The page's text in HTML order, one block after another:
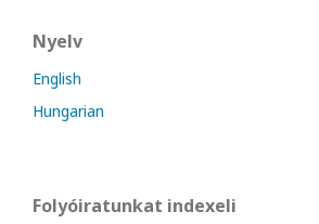
Nyelv
English
Hungarian
Folyóiratunkat indexeli